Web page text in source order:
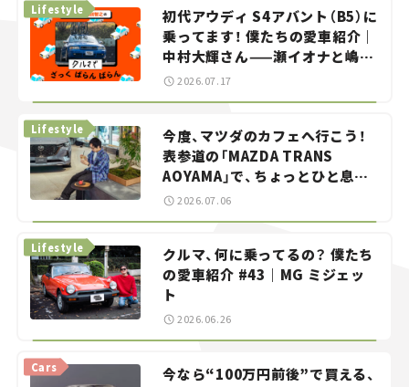
初代アウディ S4アバント（B5）に
乗ってます！ 僕たちの愛車紹介｜
中村大輝さん——瀬イオナと嶋田
智之の「クルマでざっくばらんば
Lifestyle
2026.07.17
今度、マツダのカフェへ行こう！
表参道の「MAZDA TRANS
AOYAMA」で、ちょっとひと息。
——連載｜CCGとクルマでどうす
Lifestyle
2026.07.06
クルマ、何に乗ってるの？ 僕たち
の愛車紹介 #43｜MG ミジェッ
ト
Lifestyle
2026.06.26
今なら“100万円前後”で買える、
Cars